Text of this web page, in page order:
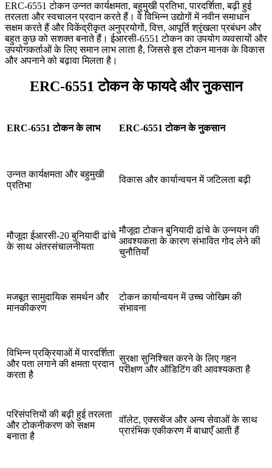
ERC-6551 टोकन उन्नत कार्यक्षमता, बहुमुखी प्रतिभा, पारदर्शिता, बढ़ी हुई
तरलता और स्वचालन प्रदान करते हैं। वे विभिन्न उद्योगों में नवीन समाधान
सक्षम करते हैं और विकेंद्रीकृत अनुप्रयोगों, वित्त, आपूर्ति श्रृंखला प्रबंधन और
बहुत कुछ को सशक्त बनाते हैं। ईआरसी-6551 टोकन का उपयोग व्यवसायों और
उपयोगकर्ताओं के लिए समान लाभ लाता है, जिससे इस टोकन मानक के विकास
और अपनाने को बढ़ावा मिलता है।
ERC-6551 टोकन के फायदे और नुकसान
ERC-6551 टोकन के लाभ ERC-6551 टोकन के नुकसान
उन्नत कार्यक्षमता और बहुमुखी
प्रतिभा
विकास और कार्यान्वयन में जटिलता बढ़ी
मौजूदा ईआरसी-20 बुनियादी ढांचे
के साथ अंतरसंचालनीयता
मौजूदा टोकन बुनियादी ढांचे के उन्नयन की
आवश्यकता के कारण संभावित गोद लेने की
चुनौतियाँ
मजबूत सामुदायिक समर्थन और
मानकीकरण
टोकन कार्यान्वयन में उच्च जोखिम की
संभावना
विभिन्न प्रक्रियाओं में पारदर्शिता
और पता लगाने की क्षमता प्रदान
करता है
सुरक्षा सुनिश्चित करने के लिए गहन
परीक्षण और ऑडिटिंग की आवश्यकता है
परिसंपत्तियों की बढ़ी हुई तरलता
और टोकनीकरण को सक्षम
बनाता है
वॉलेट, एक्सचेंज और अन्य सेवाओं के साथ
प्रारंभिक एकीकरण में बाधाएँ आती हैं